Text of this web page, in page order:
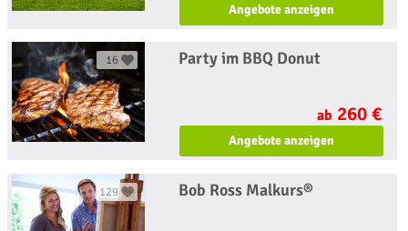
Angebote anzeigen
16 Party im BBQ Donut
ab 260 €
Angebote anzeigen
129 Bob Ross Malkurs®